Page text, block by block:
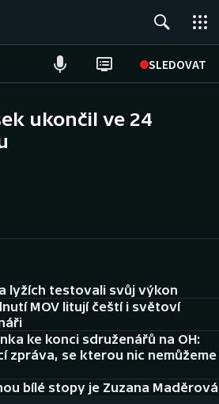
SLEDOVAT
ukončil ve 24
lyžích testovali svůj výkon
MOV litují čeští i světoví
ke konci sdruženářů na OH:
zpráva, se kterou nic nemůžeme
bílé stopy je Zuzana Maděrová